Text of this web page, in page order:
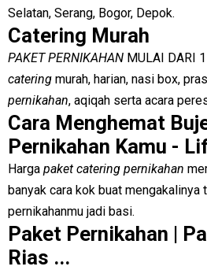
Selatan, Serang, Bogor, Depok.
Catering Murah
PAKET PERNIKAHAN MULAI DARI
catering murah, harian, nasi box,
pernikahan, aqiqah serta acara
Cara Menghemat
Pernikahan Kamu -
Harga paket catering pernikahan
banyak cara kok buat mengakalinya
pernikahanmu jadi basi.
Paket Pernikahan |
Rias ...